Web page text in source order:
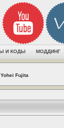
И КОДЫ МОДДИНГ
Yohei Fujita